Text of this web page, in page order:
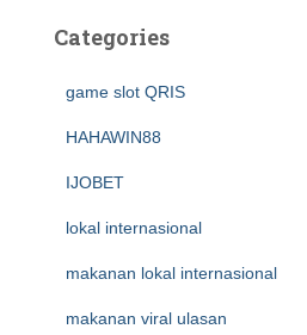
Categories
game slot QRIS
HAHAWIN88
IJOBET
lokal internasional
makanan lokal internasional
makanan viral ulasan